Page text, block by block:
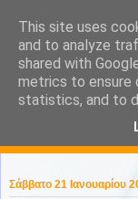
KaPa.
without
Σάββατο 21 Ιανουαρίου
This site uses
and to analyze
shared with
metrics to ensure
statistics, and to